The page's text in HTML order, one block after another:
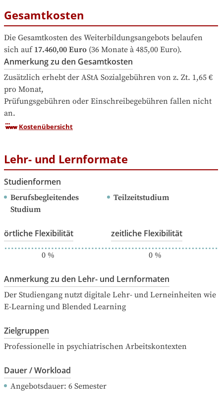
Gesamtkosten
Die Gesamtkosten des Weiterbildungsangebots belaufen
sich auf 17.460,00 Euro (36 Monate à 485,00 Euro).
Anmerkung zu den Gesamtkosten
Zusätzlich erhebt der AStA Sozialgebühren von z. Zt. 1,65 €
pro Monat,
Prüfungsgebühren oder Einschreibegebühren fallen nicht
an.
Kostenübersicht
Lehr- und Lernformate
Studienformen
Berufsbegleitendes
Studium
Teilzeitstudium
örtliche Flexibilität
0%
zeitliche Flexibilität
0%
Anmerkung zu den Lehr- und Lernformaten
Der Studiengang nutzt digitale Lehr- und Lerneinheiten wie
E-Learning und Blended Learning
Zielgruppen
Professionelle in psychiatrischen Arbeitskontexten
Dauer / Workload
Angebotsdauer: 6 Semester